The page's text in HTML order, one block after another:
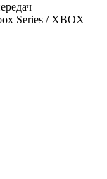
Series / XBOX